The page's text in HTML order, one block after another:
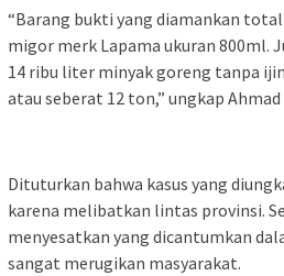
“Barang bukti yang diamankan
migor merk Lapama ukuran 800ml.
14 ribu liter minyak goreng tanpa
atau seberat 12 ton,” ungkap
Dituturkan bahwa kasus yang
karena melibatkan lintas provinsi.
menyesatkan yang dicantumkan
sangat merugikan masyarakat.